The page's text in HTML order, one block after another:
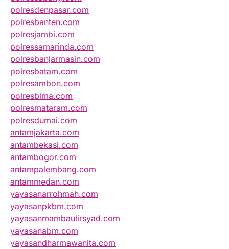
polresdenpasar.com
polresbanten.com
polresjambi.com
polressamarinda.com
polresbanjarmasin.com
polresbatam.com
polresambon.com
polresbima.com
polresmataram.com
polresdumai.com
antamjakarta.com
antambekasi.com
antambogor.com
antampalembang.com
antammedan.com
yayasanarrohmah.com
yayasanpkbm.com
yayasanmambaulirsyad.com
yayasanabm.com
yayasandharmawanita.com